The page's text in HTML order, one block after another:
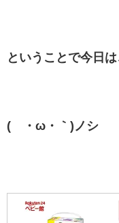
ということで今日は
(´・ω・｀)ノシ